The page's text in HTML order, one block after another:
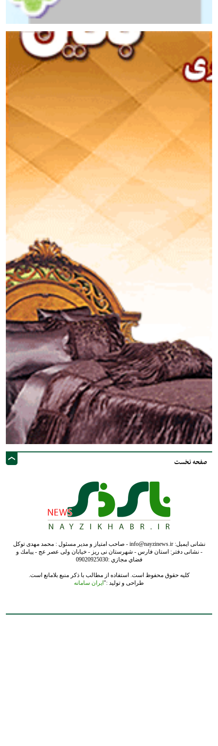
صفحه نخست
نشانی ایمیل: info@nayzinews.ir - صاحب امتیاز و مدیر مسئول : محمد مهدی توکل
- نشانی دفتر: استان فارس - شهرستان نی ریز - خیابان ولی عصر عج - پيامك و
فضاي مجازي :09020925030
کلیه حقوق محفوظ است. استفاده از مطالب با ذکر منبع بلامانع است.
طراحی و تولید :" ایران سامانه